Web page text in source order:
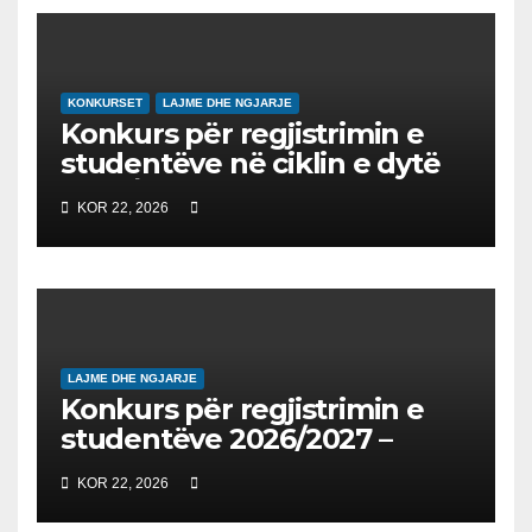
EDUKIMIN DIGJITAL DHE
KONKURSET LAJME DHE NGJARJE
Konkurs për regjistrimin e
studentëve në ciklin e dytë
2026/2027 – Конкурс за
запишување на студенти
на втор циклус студии за
2026/2027
KOR 22, 2026
LAJME DHE NGJARJE
Konkurs për regjistrimin e
studentëve 2026/2027 –
Конкурс за запишување на
студенти за 2026/2027
KOR 22, 2026